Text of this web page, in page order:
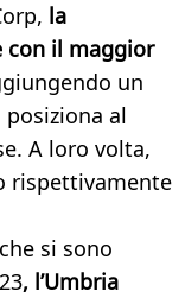
la
con il maggior
un
posiziona al
A loro volta,
rispettivamente
si sono
, l’Umbria